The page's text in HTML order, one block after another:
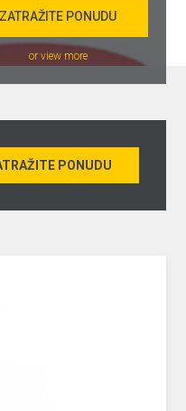
ZATRAŽITE PONUDU
or view more
PONUDU